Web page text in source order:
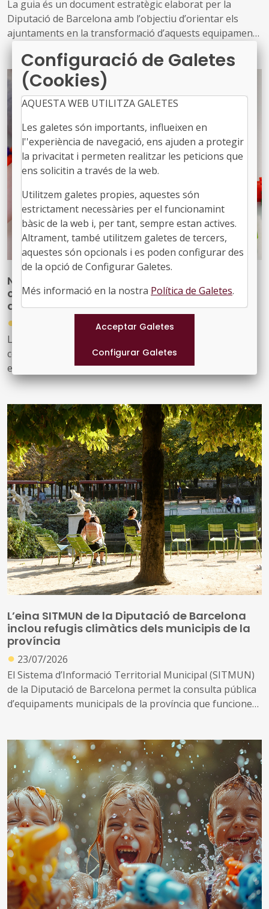
La guia és un document estratègic elaborat per la
Diputació de Barcelona amb l’objectiu d’orientar els
ajuntaments en la transformació d’aquests equipaments
Parteix d’una diagnosi de la situació actual dels mercats i
defineix un model de futur més modern, sostenible,
digitalitzat i connectat amb les necessitats de la
ciutadania
Nova publicació per reforçar les
competències del personal tècnic municipal
d’educació
●
La Diputació de Barcelona ha editat la publicació ‘Marc
competencial del perfil tècnic municipal d’educació’, una
eina que defineix, ordena i enforteix el nou rol del
personal tècnic d’educació i el seu lideratge en el
locals
L’eina SITMUN de la Diputació de Barcelona
inclou refugis climàtics dels municipis de la
província
● 23/07/2026
El Sistema d’Informació Territorial Municipal (SITMUN)
de la Diputació de Barcelona permet la consulta pública
d’equipaments municipals de la província que funcionen
Protecció Civil Municipal
Configuració de Galetes
(Cookies)
AQUESTA WEB UTILITZA GALETES
Les galetes són importants, influeixen en
l''experiència de navegació, ens ajuden a protegir
la privacitat i permeten realitzar les peticions que
ens solicitin a través de la web.
Utilitzem galetes propies, aquestes són
estrictament necessàries per el funcionamint
bàsic de la web i, per tant, sempre estan actives.
Altrament, també utilitzem galetes de tercers,
aquestes són opcionals i es poden configurar des
de la opció de Configurar Galetes.
Més informació en la nostra Política de Galetes.